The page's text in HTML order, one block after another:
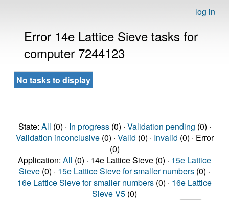
log in
Error 14e Lattice Sieve tasks for
computer 7244123
No tasks to display
State: All (0) · In progress(0) · Validation pending (0) ·
Validation inconclusive(0) · Valid (0) · Invalid (0) · Error
(0)
Application: All (0) · 14e Lattice Sieve (0) · 15e Lattice
Sieve (0) · 15e Lattice Sieve for smaller numbers (0) ·
16e Lattice Sieve for smaller numbers (0) · 16e Lattice
Sieve V5 (0)